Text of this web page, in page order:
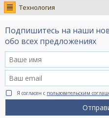
Технология
Новости
Интервью
Видео Ruso.TV
BCN life
Сервис на немецком
Подпишитесь на наши
обо всех предложениях
Я согласен с пользовательским